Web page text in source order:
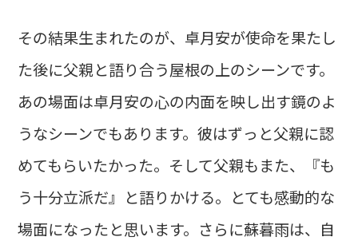
その結果生まれたのが、卓月安が使命を果たし
た後に父親と語り合う屋根の上のシーンです。
あの場面は卓月安の心の内面を映し出す鏡のよ
うなシーンでもあります。彼はずっと父親に認
めてもらいたかった。そして父親もまた、『も
う十分立派だ』と語りかける。とても感動的な
場面になったと思います。さらに蘇暮雨は、自